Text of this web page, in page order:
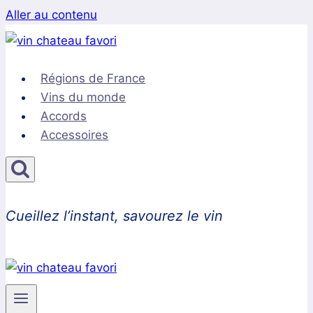
Aller au contenu
Régions de France
Vins du monde
Accords
Accessoires
Cueillez l’instant, savourez le vin